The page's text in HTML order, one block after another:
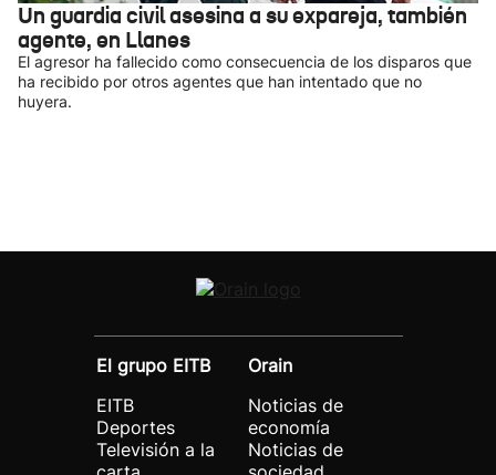
Un guardia civil asesina a su expareja, también
agente, en Llanes
El agresor ha fallecido como consecuencia de los disparos que
ha recibido por otros agentes que han intentado que no
huyera.
El grupo EITB
EITB
Deportes
Televisión a la
Orain
Noticias de
economía
Noticias de